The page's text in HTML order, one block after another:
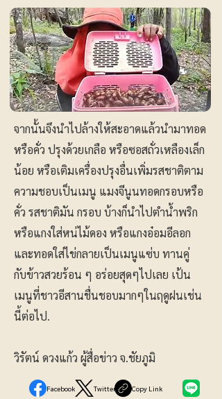
จากนั้นจึงนำไปล้างให้สะอาดแล้วนำมาทอด
หรือคั่ว ปรุงด้วยเกลือ หรือซอสถั่วเหลืองเล็ก
น้อย หรือเติมเครื่องปรุงอื่นเพิ่มรสชาติตาม
ความชอบเป็นเมนู แมงจีนูนทอดกรอบหรือ
คั่ว รสชาติมัน กรอบ บ้างก็นำไปตำน้ำพริก
หรือแกงใส่หน่ไม้ดอง หรือแกงอ๋อมอีลอก
และทอดใส่ไข่กลายเป็นเมนูแซ่บ ทานคู่
กับข้าวสวยร้อน ๆ อร่อยสุดๆไปเลย เป้น
เมนูที่ชาวอีสานชื่นชอบมากๆในฤดูฝนเช่น
นี้ต่อไป.
วิรัตน์ ดวงแก้ว ผู้สื่อข่าว จ.ชัยภูมิ
Facebook Twitter Copy Link